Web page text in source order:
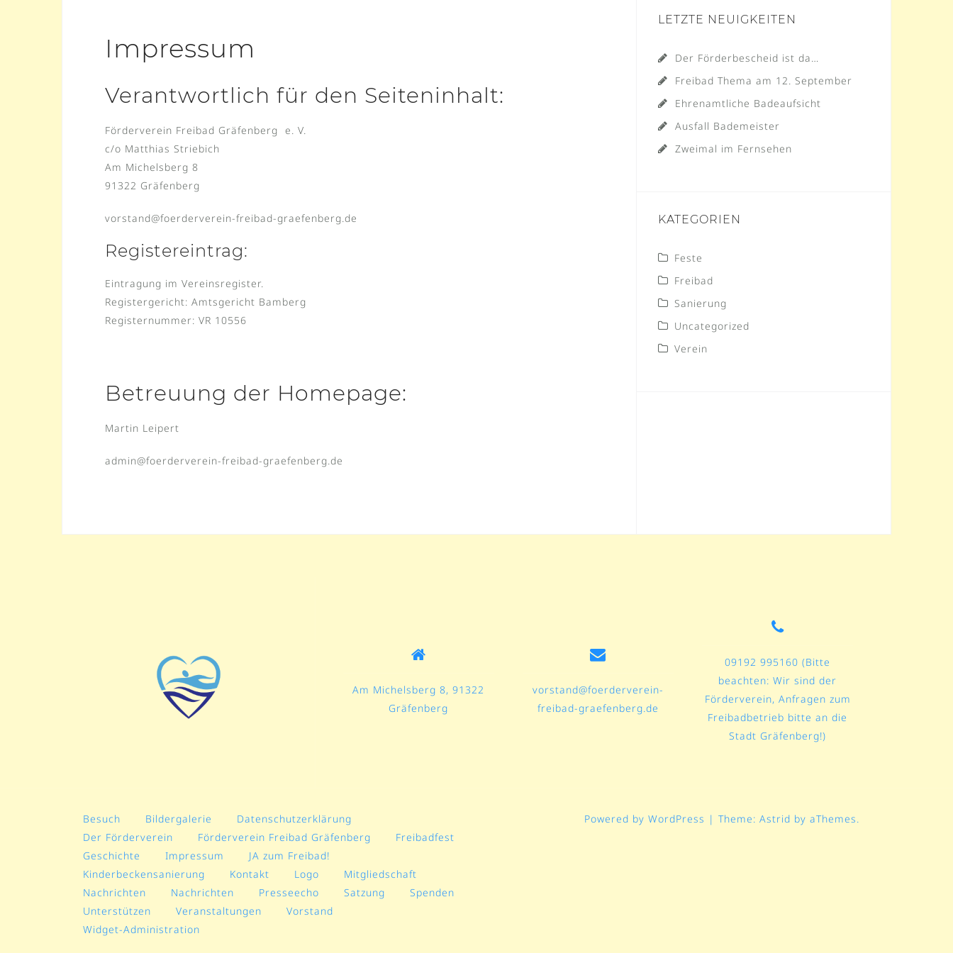
Impressum
Verantwortlich für den Seiteninhalt:
Förderverein Freibad Gräfenberg e. V.
c/o Matthias Striebich
Am Michelsberg 8
91322 Gräfenberg
vorstand@foerderverein-freibad-graefenberg.de
Registereintrag:
Eintragung im Vereinsregister.
Registergericht: Amtsgericht Bamberg
Registernummer: VR 10556
Betreuung der Homepage:
Martin Leipert
admin@foerderverein-freibad-graefenberg.de
LETZTE NEUIGKEITEN
Der Förderbescheid ist da…
Freibad Thema am 12. September
Ehrenamtliche Badeaufsicht
Ausfall Bademeister
Zweimal im Fernsehen
KATEGORIEN
Feste
Freibad
Sanierung
Uncategorized
Verein
Am Michelsberg 8, 91322
Gräfenberg
vorstand@foerderverein-
freibad-graefenberg.de
09192 995160 (Bitte
beachten: Wir sind der
Förderverein, Anfragen zum
Freibadbetrieb bitte an die
Stadt Gräfenberg!)
Besuch Bildergalerie
Datenschutzerklärung
Der Förderverein
Förderverein Freibad Gräfenberg
Freibadfest
Geschichte
Impressum
JA zum Freibad!
Kinderbeckensanierung
Kontakt Logo
Mitgliedschaft
Nachrichten
Nachrichten Presseecho Satzung
Spenden
Unterstützen
Veranstaltungen
Vorstand
Widget-Administration
Powered by WordPress | Theme: Astrid by aThemes.